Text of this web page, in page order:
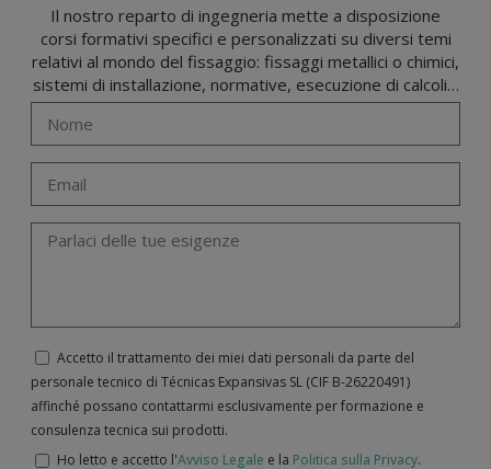
Il nostro reparto di ingegneria mette a disposizione
corsi formativi specifici e personalizzati su diversi temi
relativi al mondo del fissaggio: fissaggi metallici o chimici,
sistemi di installazione, normative, esecuzione di calcoli…
Accetto il trattamento dei miei dati personali da parte del
personale tecnico di Técnicas Expansivas SL (CIF B-­26220491)
affinché possano contattarmi esclusivamente per formazione e
consulenza tecnica sui prodotti.
Ho letto e accetto l'Avviso Legale e la Politica sulla Privacy.